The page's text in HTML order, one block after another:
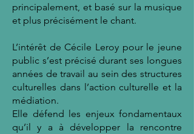
principalement, et basé sur la musique
et plus précisément le chant.
L’intérêt de Cécile Leroy pour le jeune
public s’est précisé durant ses longues
années de travail au sein des structures
culturelles dans l’action culturelle et la
médiation.
Elle défend les enjeux fondamentaux
qu’il y a à développer la rencontre